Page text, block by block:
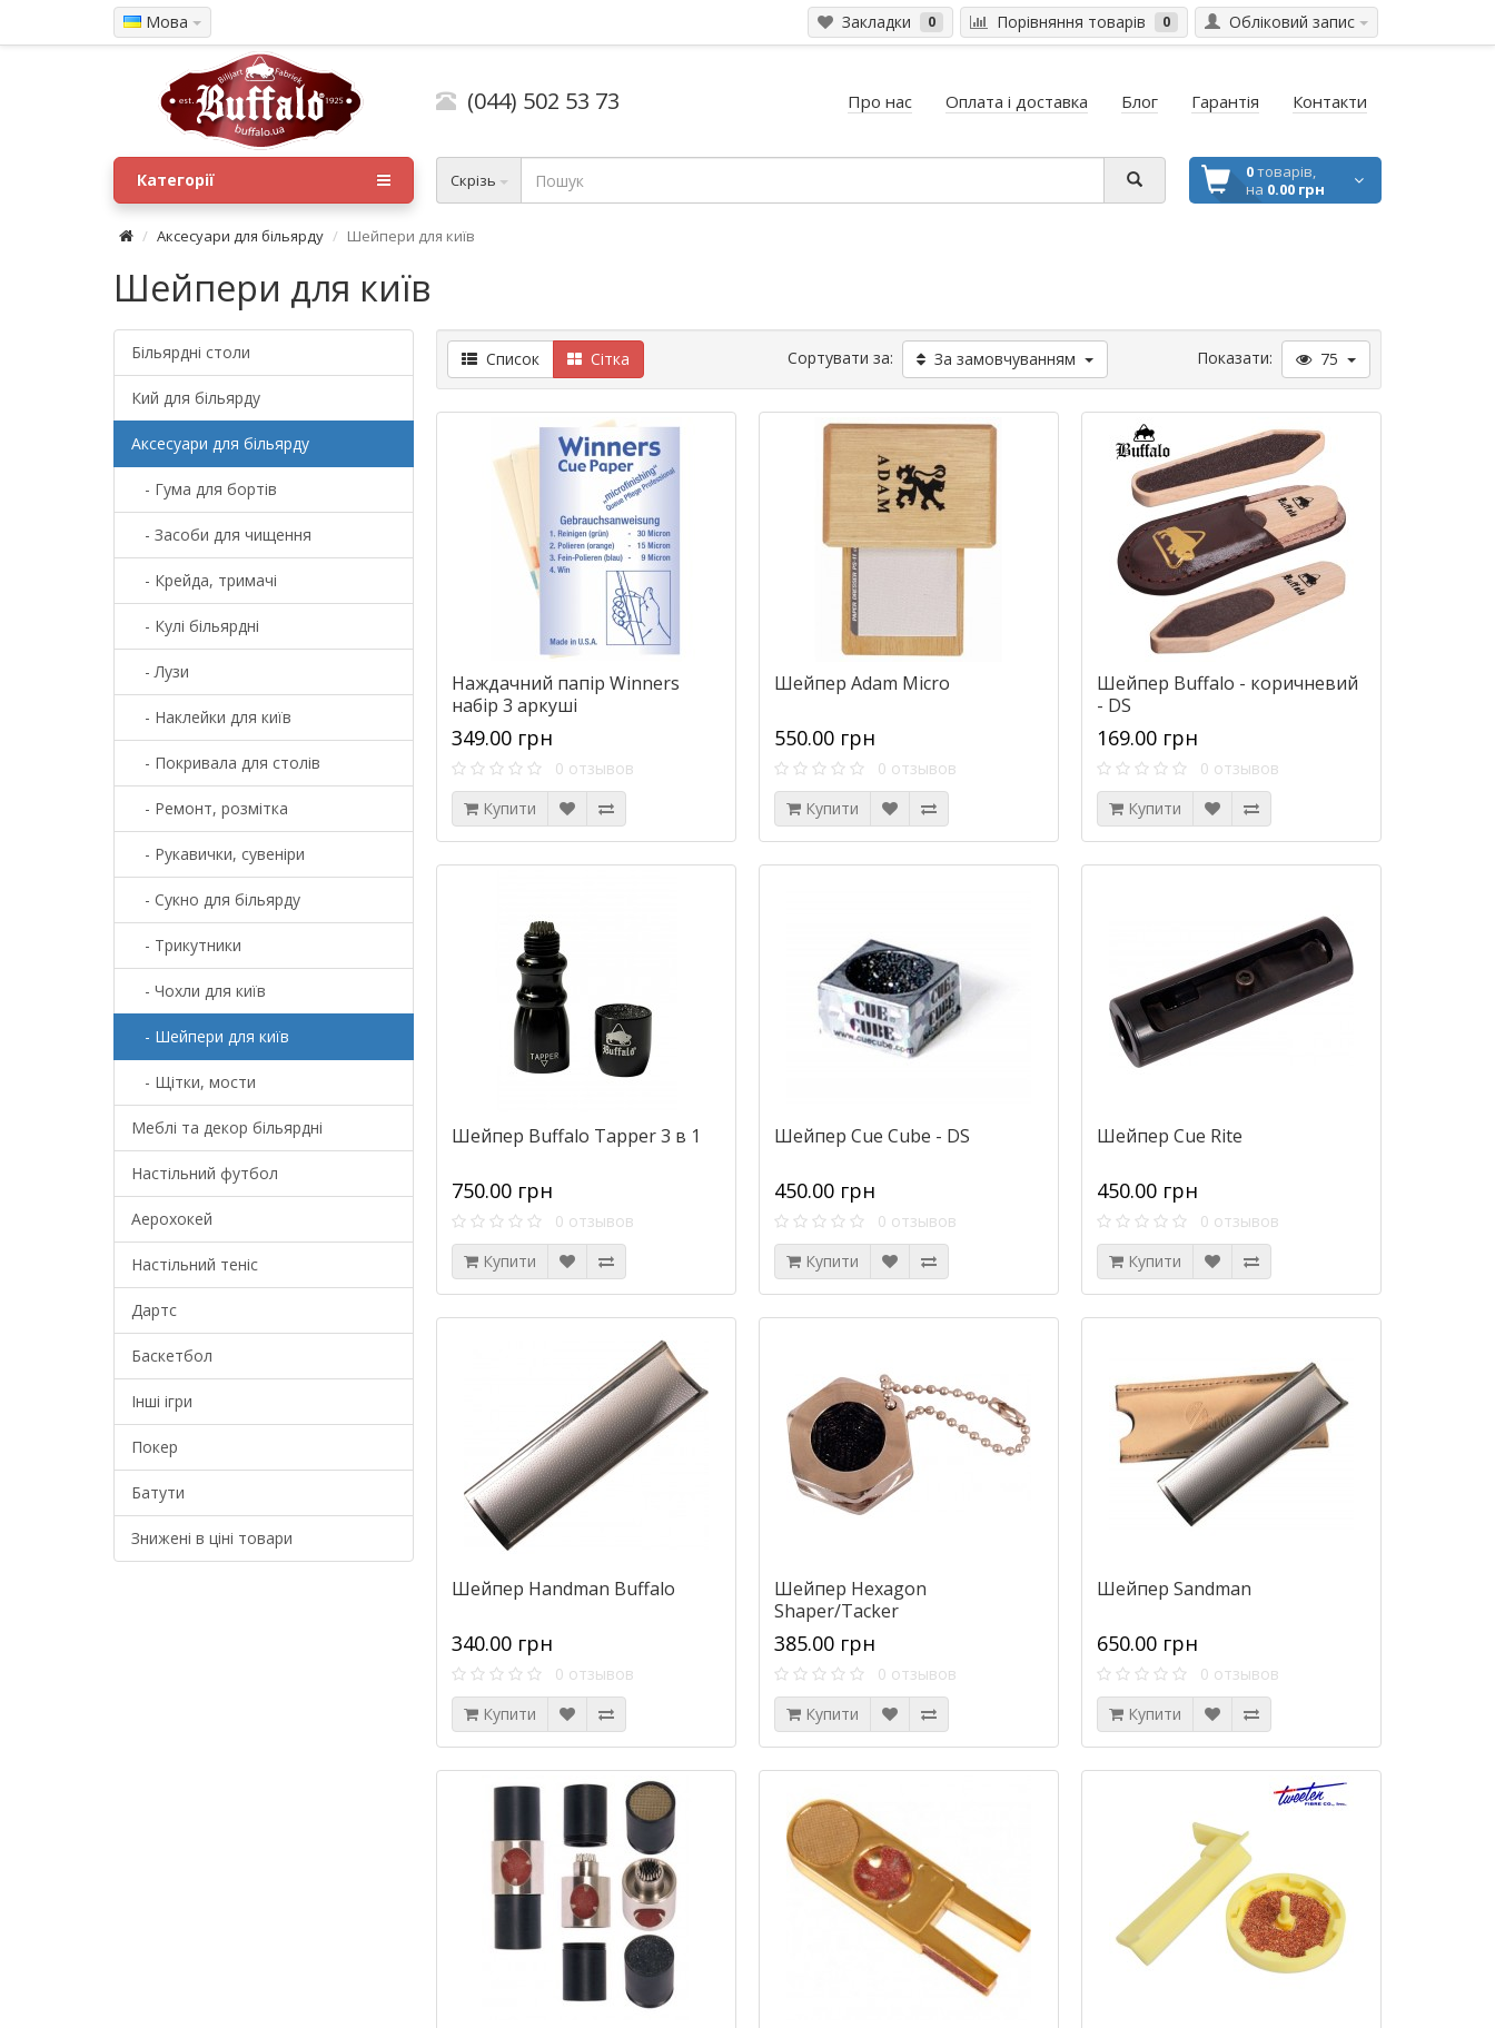
Мова Обліковий запис
Закладки 0 Порівняння товарів 0
(044) 502 53 73 Про нас Оплата і доставка Блог Гарантія Контакти
Скрізь 0товарів,
на 0.00 грн
Категорії
Аксесуари для більярду Шейпери для київ
Шейпери для київ
Більярдні столи
Кий для більярду
Аксесуари для більярду
- Гума для бортів
- Засоби для чищення
- Крейда, тримачі
- Кулі більярдні
- Лузи
- Наклейки для київ
- Покривала для столів
- Ремонт, розмітка
- Рукавички, сувеніри
- Сукно для більярду
- Трикутники
- Чохли для київ
- Шейпери для київ
- Щітки, мости
Меблі та декор більярдні
Настільний футбол
Аерохокей
Настільний теніс
Дартс
Баскетбол
Інші ігри
Покер
Батути
Знижені в ціні товари
Список Сітка Сортувати за: За замовчуванням Показати: 75
Наждачний папір Winners
набір 3 аркуші
349.00 грн
0 отзывов
Купити
Шейпер Adam Micro
550.00 грн
0 отзывов
Купити
Шейпер Buffalo - коричневий
- DS
169.00 грн
0 отзывов
Купити
Шейпер Buffalo Tapper 3 в 1
750.00 грн
0 отзывов
Купити
Шейпер Cue Cube - DS
450.00 грн
0 отзывов
Купити
Шейпер Cue Rite
450.00 грн
0 отзывов
Купити
Шейпер Handman Buffalo
340.00 грн
0 отзывов
Купити
Шейпер Hexagon
Shaper/Tacker
385.00 грн
0 отзывов
Купити
Шейпер Sandman
650.00 грн
0 отзывов
Купити